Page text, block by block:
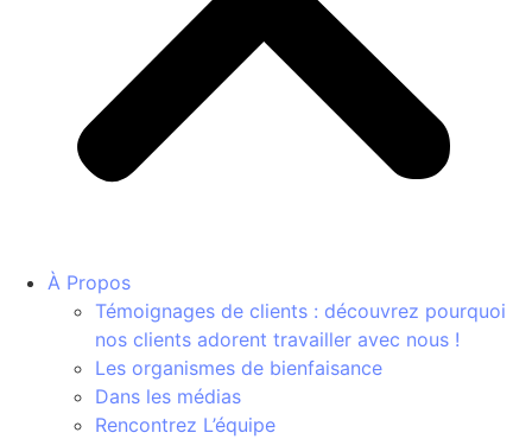
À Propos
Témoignages de clients : découvrez pourquoi
nos clients adorent travailler avec nous !
Les organismes de bienfaisance
Dans les médias
Rencontrez L’équipe